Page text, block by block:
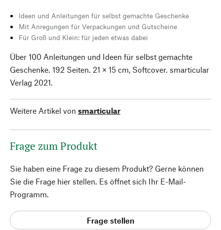
Ideen und Anleitungen für selbst gemachte Geschenke
Mit Anregungen für Verpackungen und Gutscheine
Für Groß und Klein: für jeden etwas dabei
Über 100 Anleitungen und Ideen für selbst gemachte
Geschenke. 192 Seiten. 21 × 15 cm, Softcover. smarticular
Verlag 2021.
Weitere Artikel von smarticular
Frage zum Produkt
Sie haben eine Frage zu diesem Produkt? Gerne können
Sie die Frage hier stellen. Es öffnet sich Ihr E-Mail-
Programm.
Frage stellen